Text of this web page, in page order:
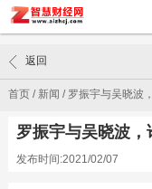
首页/ 新闻 / 罗振宇与吴晓波
返回
罗振宇与吴晓波，
发布时间:2021/02/07